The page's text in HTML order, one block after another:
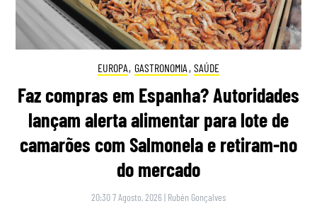
EUROPA, GASTRONOMIA , SAÚDE
Faz compras em Espanha? Autoridades
lançam alerta alimentar para lote de
camarões com Salmonela e retiram-no
do mercado
20:30 7 Agosto, 2026 | Rubén Gonçalves